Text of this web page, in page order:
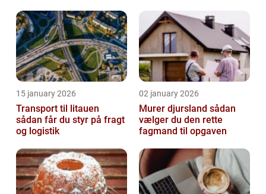
15 january 2026
Transport til litauen
sådan får du styr på fragt
og logistik
02 january 2026
Murer djursland sådan
vælger du den rette
fagmand til opgaven